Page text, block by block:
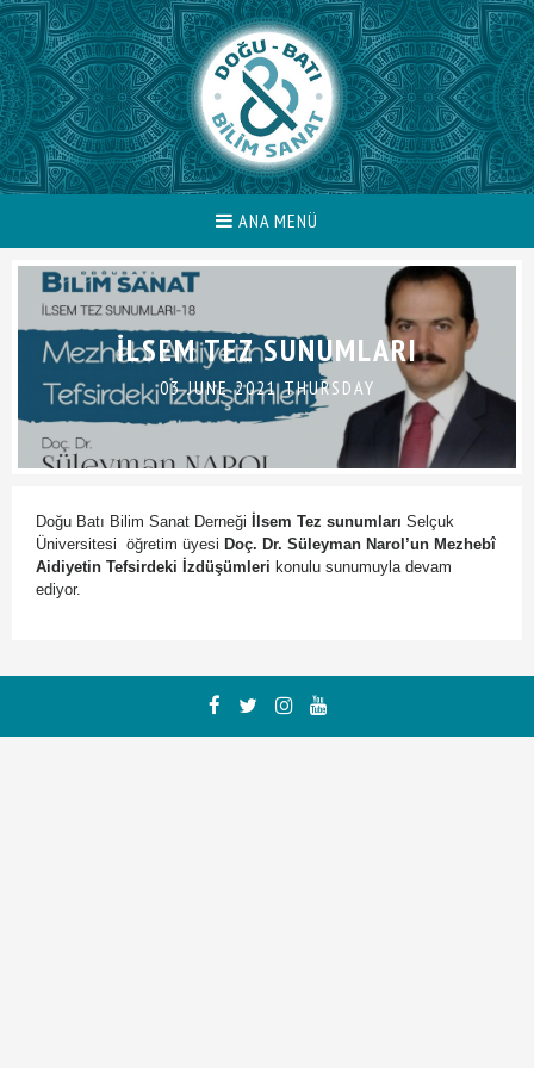
ANA MENÜ
İLSEM TEZ SUNUMLARI
03 JUNE 2021 THURSDAY
Doğu Batı Bilim Sanat Derneği İlsem Tez sunumları Selçuk
Üniversitesi öğretim üyesi Doç. Dr. Süleyman Narol’un Mezhebî
Aidiyetin Tefsirdeki İzdüşümleri konulu sunumuyla devam
ediyor.